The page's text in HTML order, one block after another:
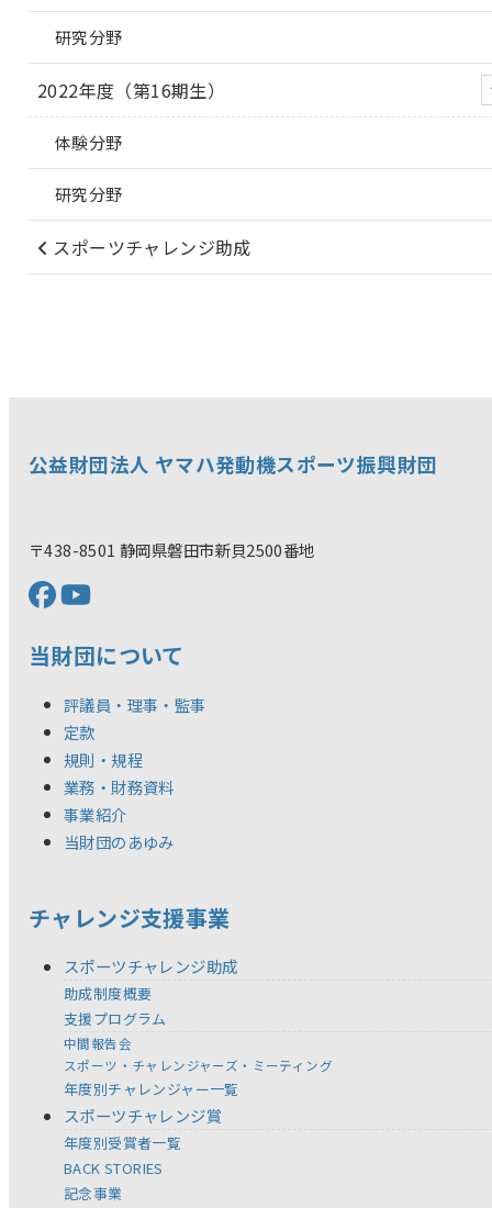
研究分野
2022年度（第16期生）
体験分野
研究分野
スポーツチャレンジ助成
公益財団法人 ヤマハ発動機スポーツ振興財団
〒438-8501 静岡県磐田市新貝2500番地
当財団について
評議員・理事・監事
定款
規則・規程
業務・財務資料
事業紹介
当財団のあゆみ
チャレンジ支援事業
スポーツチャレンジ助成
助成制度概要
支援プログラム
中間報告会
スポーツ・チャレンジャーズ・ミーティング
年度別チャレンジャー一覧
スポーツチャレンジ賞
年度別受賞者一覧
BACK STORIES
記念事業